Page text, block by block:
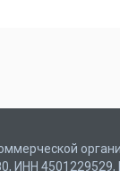
ИНН 4501229529,